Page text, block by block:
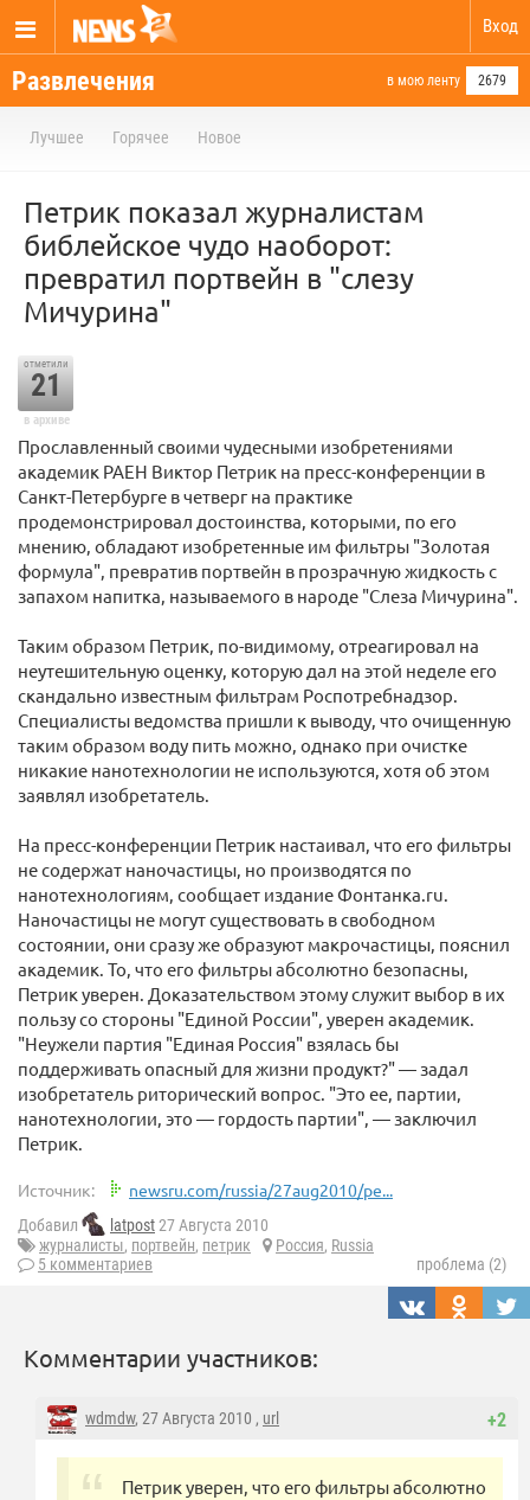
Вход
Развлечения в мою ленту 2679
Лучшее Горячее Новое
Петрик показал журналистам
библейское чудо наоборот:
превратил портвейн в "слезу
Мичурина"
отметили
21
в архиве
Прославленный своими чудесными изобретениями
академик РАЕН Виктор Петрик на пресс-конференции в
Санкт-Петербурге в четверг на практике
продемонстрировал достоинства, которыми, по его
мнению, обладают изобретенные им фильтры "Золотая
формула", превратив портвейн в прозрачную жидкость с
запахом напитка, называемого в народе "Слеза Мичурина".
Таким образом Петрик, по-видимому, отреагировал на
неутешительную оценку, которую дал на этой неделе его
скандально известным фильтрам Роспотребнадзор.
Специалисты ведомства пришли к выводу, что очищенную
таким образом воду пить можно, однако при очистке
никакие нанотехнологии не используются, хотя об этом
заявлял изобретатель.
На пресс-конференции Петрик настаивал, что его фильтры
не содержат наночастицы, но производятся по
нанотехнологиям, сообщает издание Фонтанка.ru.
Наночастицы не могут существовать в свободном
состоянии, они сразу же образуют макрочастицы, пояснил
академик. То, что его фильтры абсолютно безопасны,
Петрик уверен. Доказательством этому служит выбор в их
пользу со стороны "Единой России", уверен академик.
"Неужели партия "Единая Россия" взялась бы
поддерживать опасный для жизни продукт?" — задал
изобретатель риторический вопрос. "Это ее, партии,
нанотехнологии, это — гордость партии", — заключил
Петрик.
Источник: newsru.com/russia/27aug2010/pe...
Добавил latpost27 Августа 2010
журналисты, портвейн, петрик Россия, Russia
5 комментариев
проблема (2)
Комментарии участников:
+2
wdmdw, 27 Августа 2010 , url
Петрик уверен, что его фильтры абсолютно